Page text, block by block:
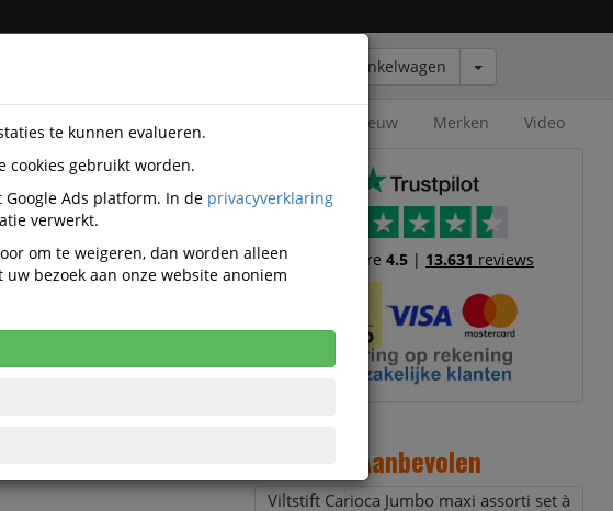
Winkelwagen
Nieuw Merken Video
Trustscore4.5 | 13.631 reviews
Aanbevolen
Viltstift Carioca Jumbo maxi assorti set à
te kunnen evalueren.
cookies gebruikt worden.
Ads platform. In de privacyverklaring
verwerkt.
om te weigeren, dan worden alleen
bezoek aan onze website anoniem